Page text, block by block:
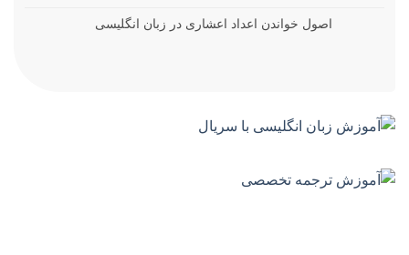
اصول خواندن اعداد اعشاری در زبان انگلیسی